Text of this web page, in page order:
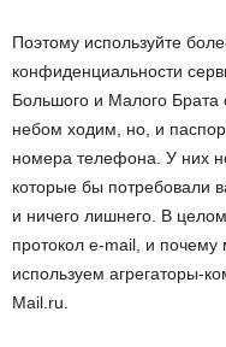
Поэтому используйте
конфиденциальности
Большого и Малого Брата
небом ходим, но, и
номера телефона. У них
которые бы потребовали
и ничего лишнего. В
протокол e-mail, и
используем агрегаторы-
Mail.ru.